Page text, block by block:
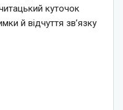
куточок
й відчуття зв’язку